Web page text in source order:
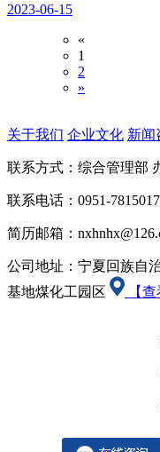
2023-06-15
«
1
2
»
关于我们 企业文化 新闻
联系方式：综合管理部
联系电话：0951-7815017
简历邮箱：
公司地址：宁夏回族自
基地煤化工园区
【查